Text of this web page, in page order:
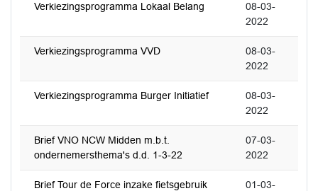
Verkiezingsprogramma Lokaal Belang
08-03-
2022
Verkiezingsprogramma VVD
08-03-
2022
Verkiezingsprogramma Burger Initiatief
08-03-
2022
Brief VNO NCW Midden m.b.t.
ondernemersthema's d.d. 1-3-22
07-03-
2022
Brief Tour de Force inzake fietsgebruik
01-03-